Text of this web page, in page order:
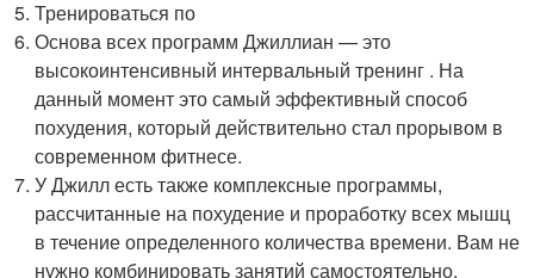
Тренироваться по
Основа всех программ Джиллиан — это
высокоинтенсивный интервальный тренинг . На
данный момент это самый эффективный способ
похудения, который действительно стал прорывом в
современном фитнесе.
У Джилл есть также комплексные программы,
рассчитанные на похудение и проработку всех мышц
в течение определенного количества времени. Вам не
нужно комбинировать занятий самостоятельно,